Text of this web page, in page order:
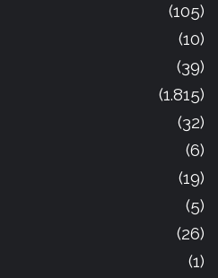
(105)
(10)
(39)
(1.815)
(32)
(6)
(19)
(5)
(26)
(1)